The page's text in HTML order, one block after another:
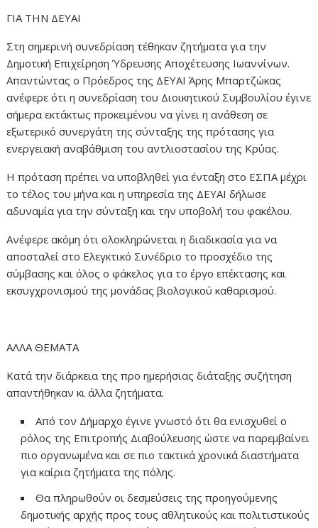
ΓΙΑ ΤΗΝ ΔΕΥΑΙ
Στη σημερινή συνεδρίαση τέθηκαν ζητήματα για την
Δημοτική Επιχείρηση Ύδρευσης Αποχέτευσης Ιωαννίνων.
Απαντώντας ο Πρόεδρος της ΔΕΥΑΙ Άρης Μπαρτζώκας
ανέφερε ότι η συνεδρίαση του Διοικητικού Συμβουλίου έγινε
σήμερα εκτάκτως προκειμένου να γίνει η ανάθεση σε
εξωτερικό συνεργάτη της σύνταξης της πρότασης για
ενεργειακή αναβάθμιση του αντλιοστασίου της Κρύας.
Η πρόταση πρέπει να υποβληθεί για ένταξη στο ΕΣΠΑ μέχρι
το τέλος του μήνα και η υπηρεσία της ΔΕΥΑΙ δήλωσε
αδυναμία για την σύνταξη και την υποβολή του φακέλου.
Ανέφερε ακόμη ότι ολοκληρώνεται η διαδικασία για να
αποσταλεί στο Ελεγκτικό Συνέδριο το προσχέδιο της
σύμβασης και όλος ο φάκελος για το έργο επέκτασης και
εκσυγχρονισμού της μονάδας βιολογικού καθαρισμού.
ΑΛΛΑ ΘΕΜΑΤΑ
Κατά την διάρκεια της προ ημερήσιας διάταξης συζήτηση
απαντήθηκαν κι άλλα ζητήματα.
Από τον Δήμαρχο έγινε γνωστό ότι θα ενισχυθεί ο
ρόλος της Επιτροπής Διαβούλευσης ώστε να παρεμβαίνει
πιο οργανωμένα και σε πιο τακτικά χρονικά διαστήματα
για καίρια ζητήματα της πόλης.
Θα πληρωθούν οι δεσμεύσεις της προηγούμενης
δημοτικής αρχής προς τους αθλητικούς και πολιτιστικούς